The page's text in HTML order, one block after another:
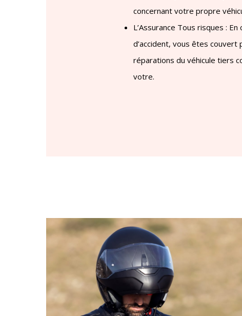
concernant votre propre
L’Assurance Tous risques : En
d’accident, vous êtes couvert
réparations du véhicule tiers
votre.